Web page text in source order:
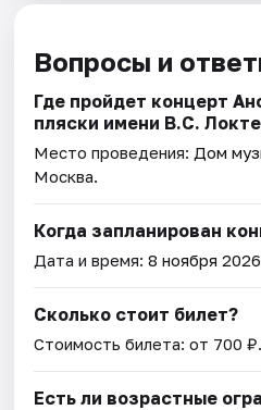
Вопросы и
Где пройдет концерт
пляски имени В.С.
Место проведения: Дом
Москва.
Когда запланирован
Дата и время:8 ноября 2026
Сколько стоит билет?
Стоимость билета: от 700 ₽.
Есть ли возрастные